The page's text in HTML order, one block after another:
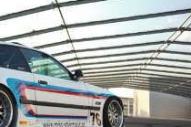
TO
LIFE